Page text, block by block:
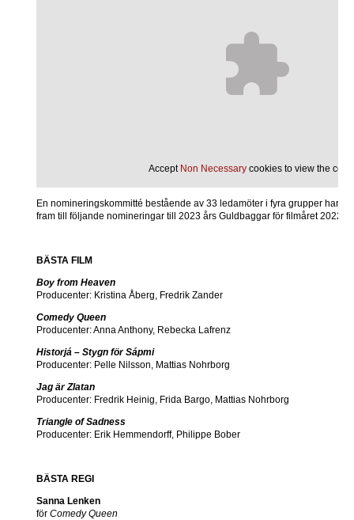
Accept Non Necessarycookies to view the
En nomineringskommitté bestående av 33 ledamöter i fyra grupper har
fram till följande nomineringar till 2023 års Guldbaggar för filmåret 2022.
BÄSTA FILM
Boy from Heaven
Producenter: Kristina Åberg, Fredrik Zander
Comedy Queen
Producenter: Anna Anthony, Rebecka Lafrenz
Historjá – Stygn för Sápmi
Producenter: Pelle Nilsson, Mattias Nohrborg
Jag är Zlatan
Producenter: Fredrik Heinig, Frida Bargo, Mattias Nohrborg
Triangle of Sadness
Producenter: Erik Hemmendorff, Philippe Bober
BÄSTA REGI
Sanna Lenken
för Comedy Queen